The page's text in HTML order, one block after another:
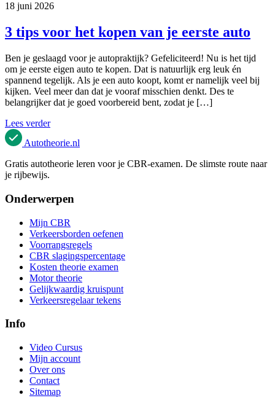
18 juni 2026
3 tips voor het kopen van je eerste auto
Ben je geslaagd voor je autopraktijk? Gefeliciteerd! Nu is het tijd
om je eerste eigen auto te kopen. Dat is natuurlijk erg leuk én
spannend tegelijk. Als je een auto koopt, komt er namelijk veel bij
kijken. Veel meer dan dat je vooraf misschien denkt. Des te
belangrijker dat je goed voorbereid bent, zodat je […]
Lees verder
Autotheorie.nl
Gratis autotheorie leren voor je CBR-examen. De slimste route naar
je rijbewijs.
Onderwerpen
Mijn CBR
Verkeersborden oefenen
Voorrangsregels
CBR slagingspercentage
Kosten theorie examen
Motor theorie
Gelijkwaardig kruispunt
Verkeersregelaar tekens
Info
Video Cursus
Mijn account
Over ons
Contact
Sitemap